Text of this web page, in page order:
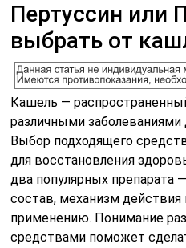
Пертуссин или
выбрать от
Кашель —
различными заболеваниями
Выбор подходящего
для восстановления
два популярных препарата
состав, механизм действия
применению. Понимание
средствами поможет